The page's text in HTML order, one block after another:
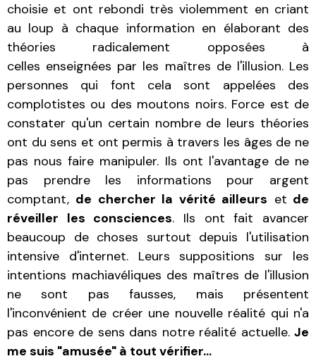
choisie et ont rebondi très violemment en criant
au loup à chaque information en élaborant des
théories radicalement opposées à
celles enseignées par les maîtres de l'illusion. Les
personnes qui font cela sont appelées des
complotistes ou des moutons noirs. Force est de
constater qu'un certain nombre de leurs théories
ont du sens et ont permis à travers les âges de ne
pas nous faire manipuler. Ils ont l'avantage de ne
pas prendre les informations pour argent
comptant, de chercher la vérité ailleurs et de
réveiller les consciences. Ils ont fait avancer
beaucoup de choses surtout depuis l'utilisation
intensive d'internet. Leurs suppositions sur les
intentions machiavéliques des maîtres de l'illusion
ne sont pas fausses, mais présentent
l'inconvénient de créer une nouvelle réalité qui n'a
pas encore de sens dans notre réalité actuelle. Je
me suis "amusée" à tout vérifier...